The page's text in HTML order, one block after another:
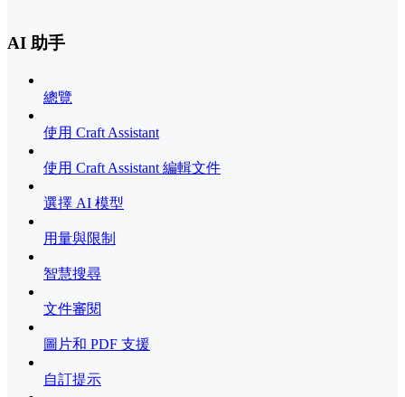
AI 助手
總覽
使用 Craft Assistant
使用 Craft Assistant 編輯文件
選擇 AI 模型
用量與限制
智慧搜尋
文件審閱
圖片和 PDF 支援
自訂提示